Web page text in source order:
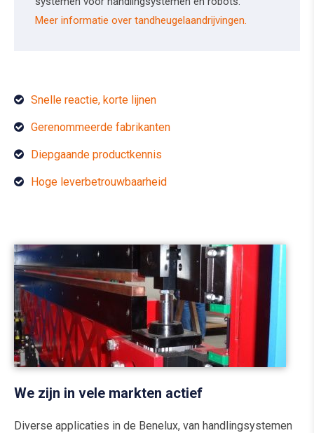
Meer informatie over tandheugelaandrijvingen.
Snelle reactie, korte lijnen
Gerenommeerde fabrikanten
Diepgaande productkennis
Hoge leverbetrouwbaarheid
We zijn in vele markten actief
Diverse applicaties in de Benelux, van handlingsystemen